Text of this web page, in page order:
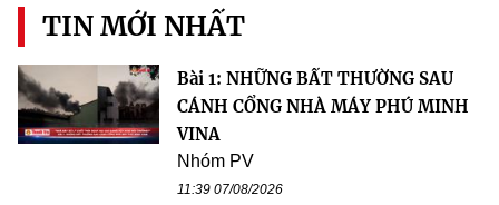
TIN MỚI NHẤT
Bài 1: NHỮNG BẤT THƯỜNG SAU
CÁNH CỔNG NHÀ MÁY PHÚ MINH
VINA
Nhóm PV
11:39 07/08/2026